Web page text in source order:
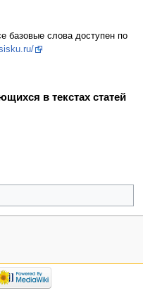
базовые слова доступен по
в текстах статей